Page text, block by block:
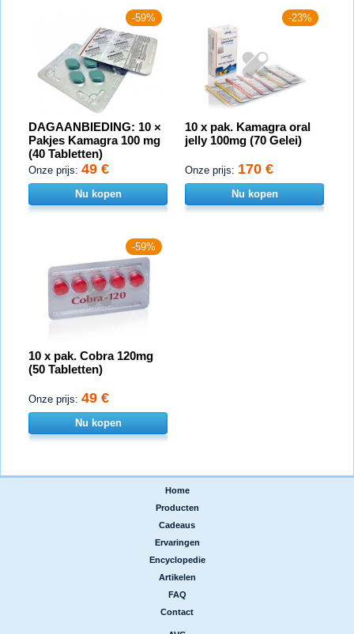
-59%
DAGAANBIEDING: 10 ×
Pakjes Kamagra 100 mg
(40 Tabletten)
Onze prijs: 49 €
Nu kopen
-23%
10 x pak. Kamagra oral
jelly 100mg (70 Gelei)
Onze prijs: 170 €
Nu kopen
-59%
10 x pak. Cobra 120mg
(50 Tabletten)
Onze prijs: 49 €
Nu kopen
Home
Producten
Cadeaus
Ervaringen
Encyclopedie
Artikelen
FAQ
Contact